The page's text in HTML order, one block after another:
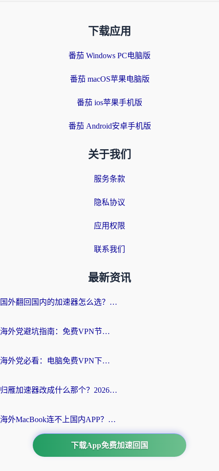
下载应用
番茄 Windows PC电脑版
番茄 macOS苹果电脑版
番茄 ios苹果手机版
番茄 Android安卓手机版
关于我们
服务条款
隐私协议
应用权限
联系我们
最新资讯
国外翻回国内的加速器怎么选？海外党亲测实用指南，告别地域限制
海外党避坑指南：免费VPN节点真的靠谱吗？教你选对回国加速器无缝访问国内资源
海外党必看：电脑免费VPN下载指南+回国加速器选择全攻略，告别地区限制
归雁加速器改成什么那个？2026海外党回国加速全攻略：告别地区限制，轻松刷剧玩游戏
海外MacBook连不上国内APP？选对回国VPN，告别地区限制的烦恼
下载App免费加速回国